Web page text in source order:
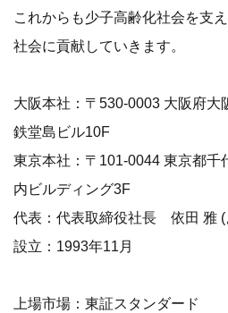
これからも少子高齢化社会を支
社会に貢献していきます。
大阪本社：〒530-0003 大阪府大
鉄堂島ビル10F
東京本社：〒101-0044 東京都千
内ビルディング3F
代表：代表取締役社長 依田 雅 (
設立：1993年11月
上場市場：東証スタンダード